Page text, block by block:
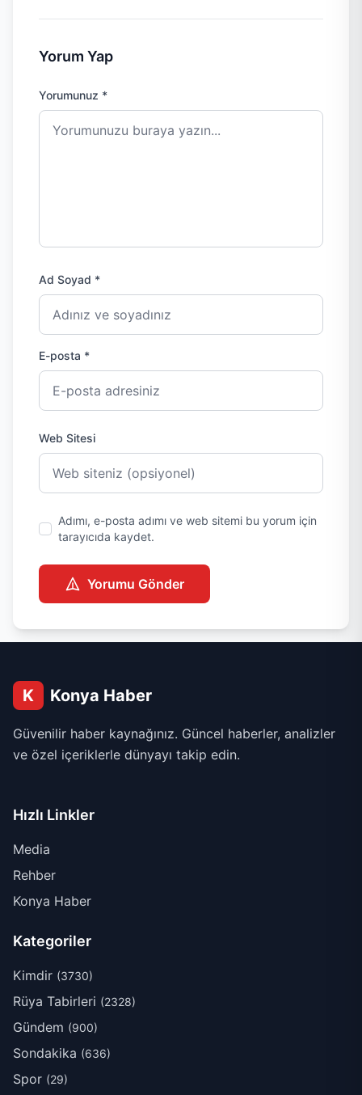
Yorum Yap
Yorumunuz *
Ad Soyad *
E-posta *
Web Sitesi
Adımı, e-posta adımı ve web sitemi bu yorum için
tarayıcıda kaydet.
Yorumu Gönder
K Konya Haber
Güvenilir haber kaynağınız. Güncel haberler, analizler
ve özel içeriklerle dünyayı takip edin.
Hızlı Linkler
Media
Rehber
Konya Haber
Kategoriler
Kimdir (3730)
Rüya Tabirleri (2328)
Gündem (900)
Sondakika (636)
Spor (29)